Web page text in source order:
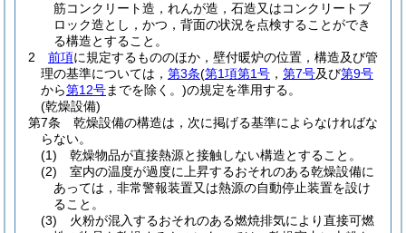
筋コンクリート造，れんが造，石造又はコンクリートブ
ロック造とし，かつ，背面の状況を点検することができ
る構造とすること。
2
前項に規定するもののほか，壁付暖炉の位置，構造及び管
理の基準については， 第3条(第1項第1号 ， 第7号及び第9号
から第12号までを除く。)の規定を準用する。
(乾燥設備)
第7条
乾燥設備の構造は，次に掲げる基準によらなければな
らない。
(1)
乾燥物品が直接熱源と接触しない構造とすること。
(2)
室内の温度が過度に上昇するおそれのある乾燥設備に
あっては，非常警報装置又は熱源の自動停止装置を設け
ること。
(3)
火粉が混入するおそれのある燃焼排気により直接可燃